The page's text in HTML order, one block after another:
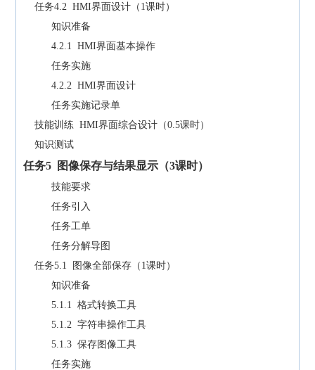
任务4.2 HMI界面设计（1课时）
知识准备
4.2.1 HMI界面基本操作
任务实施
4.2.2 HMI界面设计
任务实施记录单
技能训练 HMI界面综合设计（0.5课时）
知识测试
任务5 图像保存与结果显示（3课时）
技能要求
任务引入
任务工单
任务分解导图
任务5.1 图像全部保存（1课时）
知识准备
5.1.1 格式转换工具
5.1.2 字符串操作工具
5.1.3 保存图像工具
任务实施